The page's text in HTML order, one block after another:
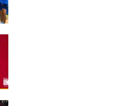
i španskog veznjaka
dovođenjem igrača u ljetnom
stižu iz Hrvatske i Španije.
beka Patrika Klančira, koji